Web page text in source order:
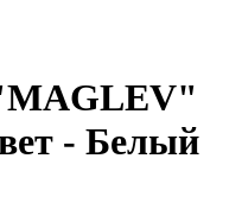
- Белый